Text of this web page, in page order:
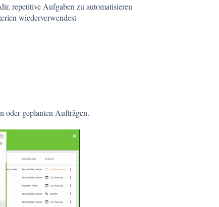
repetitive Aufgaben zu automatisieren
wiederverwendest
oder geplanten Aufträgen.